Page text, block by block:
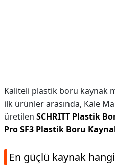
Kaliteli plastik boru kaynak
ilk ürünler arasında, Kale
üretilen SCHRITT Plastik
Pro SF3 Plastik Boru
En güçlü kaynak